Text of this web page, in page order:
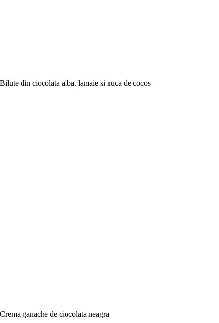
Bilute din ciocolata alba, lamaie si nuca de cocos
Crema ganache de ciocolata neagra